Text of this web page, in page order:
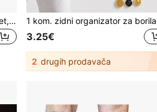
1 kom štitnik za zube za nogomet, košarku, MMA i boks - EVA dvoslojni gel materijal, dolazi s tvrdom zaštitnom futrolom, višebojne opcije, prozračan i udoban
3.25€
2 drugih prodavača